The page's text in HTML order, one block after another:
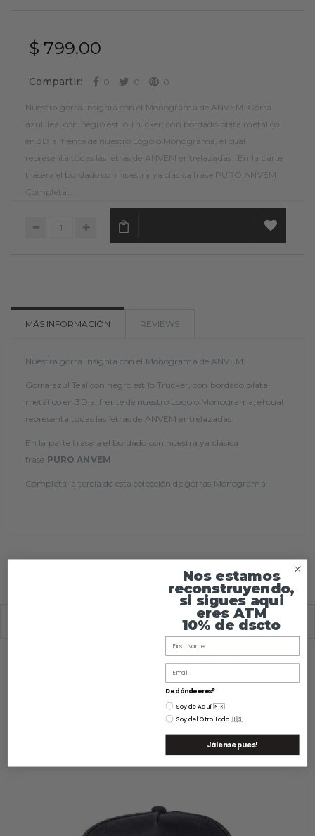
$ 799.00
Compartir: 0 0 0
Nuestra gorra insignia con el Monograma de ANVEM. Gorra
azul Teal con negro estilo Trucker, con bordado plata metálico
en 3D al frente de nuestro Logo o Monograma, el cual
representa todas las letras de ANVEM entrelazadas. En la parte
trasera el bordado con nuestra ya clásica frase PURO ANVEM
Completa...
DESEOS
MÁS INFORMACIÓN REVIEWS
Nuestra gorra insignia con el Monograma de ANVEM.
Gorra azul Teal con negro estilo Trucker, con bordado plata
metálico en 3D al frente de nuestro Logo o Monograma, el cual
representa todas las letras de ANVEM entrelazadas.
En la parte trasera el bordado con nuestra ya clásica
frase PURO ANVEM
Completa la tercia de esta colección de gorras Monograma.
PRODUCTOS
RELACIONADOS
Nos estamos
reconstruyendo,
si sigues aqui
eres ATM
10% de dscto
De dónde eres?
Soy de Aquí 🇲🇽
Soy del Otro Lado 🇺🇸
Jálense pues!